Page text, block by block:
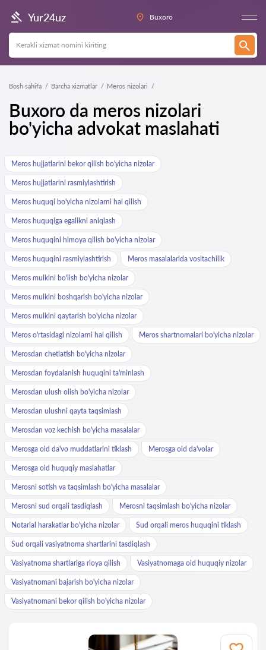
Yur24uz Buxoro
Bosh sahifa Barcha xizmatlar Meros nizolari
Buxoro da meros nizolari
bo'yicha advokat maslahati
Meros hujjatlarini bekor qilish bo'yicha nizolar
Meros hujjatlarini rasmiylashtirish
Meros huquqi bo'yicha nizolarni hal qilish
Meros huquqiga egalikni aniqlash
Meros huquqini himoya qilish bo'yicha nizolar
Meros huquqini rasmiylashtirish Meros masalalarida vositachilik
Meros mulkini bo'lish bo'yicha nizolar
Meros mulkini boshqarish bo'yicha nizolar
Meros mulkini qaytarish bo'yicha nizolar
Meros o'rtasidagi nizolarni hal qilish Meros shartnomalari bo'yicha nizolar
Merosdan chetlatish bo'yicha nizolar
Merosdan foydalanish huquqini ta'minlash
Merosdan ulush olish bo'yicha nizolar
Merosdan ulushni qayta taqsimlash
Merosdan voz kechish bo'yicha masalalar
Merosga oid da'vo muddatlarini tiklash Merosga oid da'volar
Merosga oid huquqiy maslahatlar
Merosni sotish va taqsimlash bo'yicha masalalar
Merosni sud orqali tasdiqlash Merosni taqsimlash bo'yicha nizolar
Notarial harakatlar bo'yicha nizolar Sud orqali meros huquqini tiklash
Sud orqali vasiyatnoma shartlarini tasdiqlash
Vasiyatnoma shartlariga rioya qilish Vasiyatnomaga oid huquqiy nizolar
Vasiyatnomani bajarish bo'yicha nizolar
Vasiyatnomani bekor qilish bo'yicha nizolar